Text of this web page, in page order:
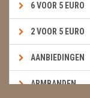
6 VOOR 5 EURO
2 VOOR 5 EURO
AANBIEDINGEN
ARMBANDEN